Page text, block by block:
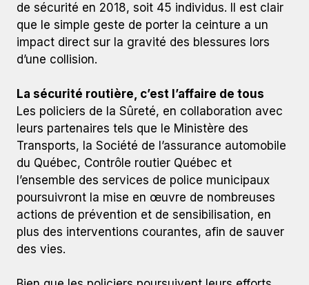
de sécurité en 2018, soit 45 individus. Il est clair
que le simple geste de porter la ceinture a un
impact direct sur la gravité des blessures lors
d’une collision.
La sécurité routière, c’est l’affaire de tous
Les policiers de la Sûreté, en collaboration avec
leurs partenaires tels que le Ministère des
Transports, la Société de l’assurance automobile
du Québec, Contrôle routier Québec et
l’ensemble des services de police municipaux
poursuivront la mise en œuvre de nombreuses
actions de prévention et de sensibilisation, en
plus des interventions courantes, afin de sauver
des vies.